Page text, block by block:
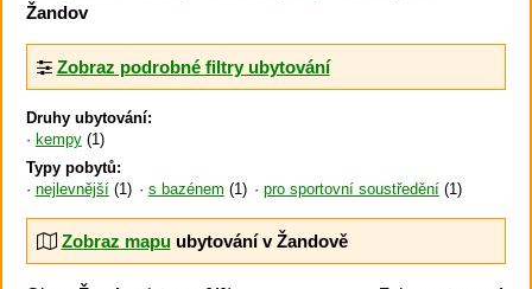
Žandov
Zobraz podrobné filtry ubytování
Druhy ubytování:
kempy(1)
Typy pobytů:
nejlevnější (1) s bazénem (1) pro sportovní soustředění (1)
Zobraz mapuubytování v Žandově